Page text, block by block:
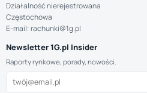
Działalność nierejestrowana
Częstochowa
E-mail: rachunki@1g.pl
Newsletter 1G.pl Insider
Raporty rynkowe, porady, nowości.